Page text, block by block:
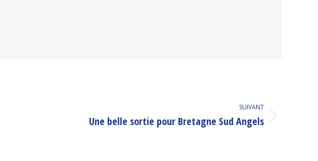
SUIVANT
Une belle sortie pour Bretagne Sud Angels